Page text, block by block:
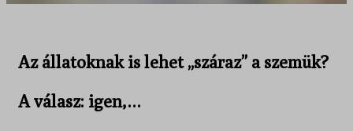
Az állatoknak is lehet „száraz” a szemük?
A válasz: igen,…